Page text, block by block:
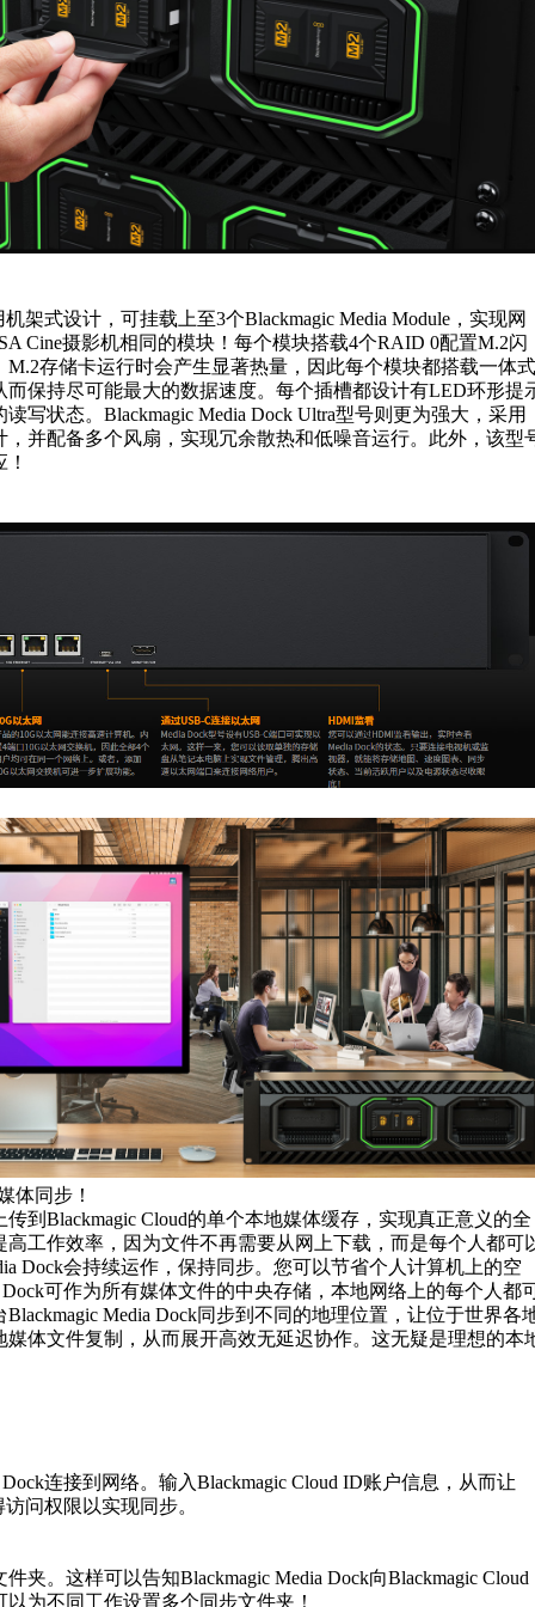
机架式设计，可挂载上至3个Blackmagic Media Module，实现网
Cine摄影机相同的模块！每个模块搭载4个RAID 0配置M.2闪
存储卡运行时会产生显著热量，因此每个模块都搭载一体式
保持尽可能最大的数据速度。每个插槽都设计有LED环形提
写状态。Blackmagic Media Dock Ultra型号则更为强大，采用
并配备多个风扇，实现冗余散热和低噪音运行。此外，该型
体同步！
到Blackmagic Cloud的单个本地媒体缓存，实现真正意义的全
工作效率，因为文件不再需要从网上下载，而是每个人都可
Dock会持续运作，保持同步。您可以节省个人计算机上的空
Dock可作为所有媒体文件的中央存储，本地网络上的每个人都
Media Dock同步到不同的地理位置，让位于世界各
体文件复制，从而展开高效无延迟协作。这无疑是理想的本
连接到网络。输入Blackmagic Cloud ID账户信息，从而让
问权限以实现同步。
夹。这样可以告知Blackmagic Media Dock向Blackmagic Cloud
为不同工作设置多个同步文件夹！